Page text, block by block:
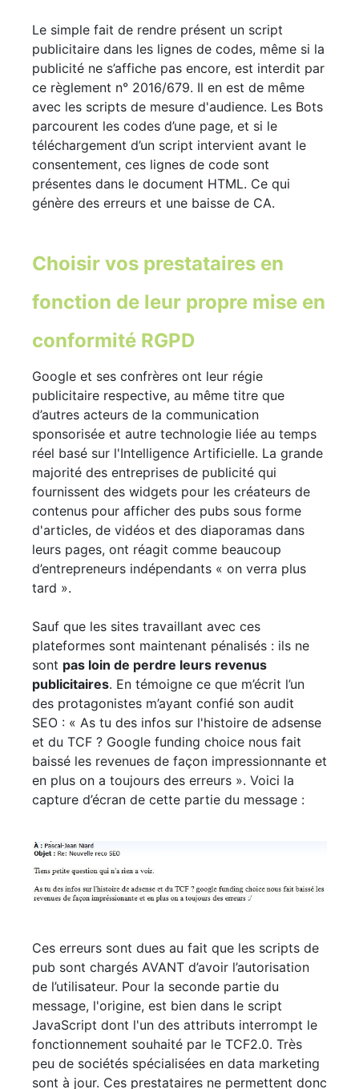
Le simple fait de rendre présent un script
publicitaire dans les lignes de codes, même si la
publicité ne s’affiche pas encore, est interdit par
ce règlement n° 2016/679. Il en est de même
avec les scripts de mesure d'audience. Les Bots
parcourent les codes d’une page, et si le
téléchargement d’un script intervient avant le
consentement, ces lignes de code sont
présentes dans le document HTML. Ce qui
génère des erreurs et une baisse de CA.
Choisir vos prestataires en
fonction de leur propre mise en
conformité RGPD
Google et ses confrères ont leur régie
publicitaire respective, au même titre que
d’autres acteurs de la communication
sponsorisée et autre technologie liée au temps
réel basé sur l'Intelligence Artificielle. La grande
majorité des entreprises de publicité qui
fournissent des widgets pour les créateurs de
contenus pour afficher des pubs sous forme
d'articles, de vidéos et des diaporamas dans
leurs pages, ont réagit comme beaucoup
d’entrepreneurs indépendants « on verra plus
tard ».
Sauf que les sites travaillant avec ces
plateformes sont maintenant pénalisés : ils ne
sont pas loin de perdre leurs revenus
publicitaires. En témoigne ce que m’écrit l’un
des protagonistes m’ayant confié son audit
SEO : « As tu des infos sur l'histoire de adsense
et du TCF ? Google funding choice nous fait
baissé les revenues de façon impressionnante et
en plus on a toujours des erreurs ». Voici la
capture d’écran de cette partie du message :
Ces erreurs sont dues au fait que les scripts de
pub sont chargés AVANT d’avoir l’autorisation
de l’utilisateur. Pour la seconde partie du
message, l'origine, est bien dans le script
JavaScript dont l'un des attributs interrompt le
fonctionnement souhaité par le TCF2.0. Très
peu de sociétés spécialisées en data marketing
sont à jour. Ces prestataires ne permettent donc